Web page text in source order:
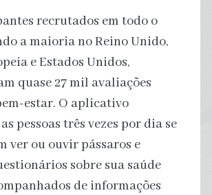
recrutados em todo o
a maioria no Reino Unido,
e Estados Unidos,
quase 27 mil avaliações
estar. O aplicativo
pessoas três vezes por dia se
ver ou ouvir pássaros e
sobre sua saúde
de informações